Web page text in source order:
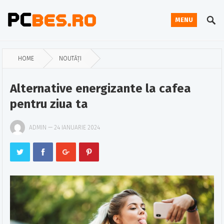
MENU
HOME NOUTĂȚI
Alternative energizante la cafea
pentru ziua ta
ADMIN —24 IANUARIE 2024